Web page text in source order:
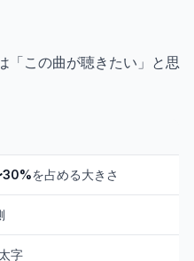
「この曲が聴きたい」と思
30%を占める大きさ
字